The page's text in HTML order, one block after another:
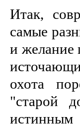
Итак,
самые
и желание
охота
"старой
истинным